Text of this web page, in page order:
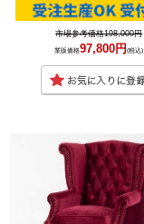
市場参考価格198,000円
業販価格97,800円(税込)